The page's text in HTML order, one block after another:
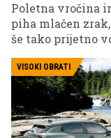
Poletna vročina
piha mlačen
še tako prijetno
trenutku takoj
kompresorja,
preprosta.
VISOKI OBRATI